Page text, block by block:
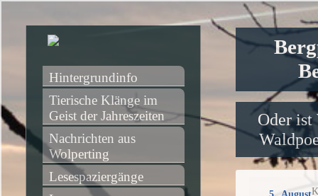
Oder ist
Hintergrundinfo
Tierische Klänge im
Geist der Jahreszeiten
Nachrichten aus
Wolperting
Lesespaziergänge